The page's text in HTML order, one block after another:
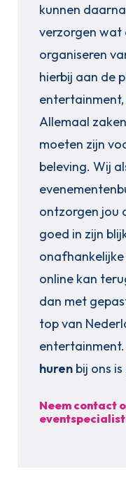
kunnen
verzorgen wat
organiseren
hierbij aan de
Allemaal
moeten zijn
beleving. Wij
ontzorgen jou
goed in zijn
online kan
dan met
top van
huren bij ons is
Neem contact